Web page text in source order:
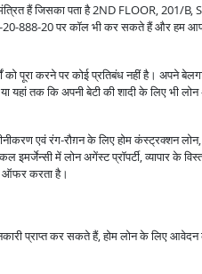
हैं जिसका पता है 2ND FLOOR, 201/B,
888-20 पर कॉल भी कर सकते हैं और हम
को पूरा करने पर कोई प्रतिबंध नहीं है। अपने
तक कि अपनी बेटी की शादी के लिए भी लोन
एवं रंग-रौग़न के लिए होम कंस्ट्रक्शन
में लोन अगेंस्ट प्रॉपर्टी, व्यापार के
ऑफर करता है।
प्राप्त कर सकते हैं, होम लोन के लिए